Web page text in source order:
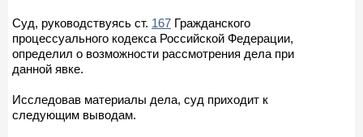
Суд, руководствуясь ст. 167 Гражданского
процессуального кодекса Российской Федерации,
определил о возможности рассмотрения дела при
данной явке.
Исследовав материалы дела, суд приходит к
следующим выводам.